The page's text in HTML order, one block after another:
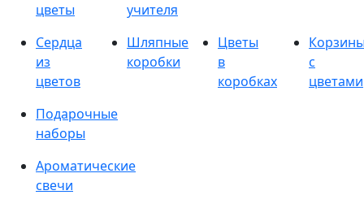
цветы
учителя
Сердца
из
цветов
Шляпные
коробки
Цветы
в
коробках
с
цветами
Подарочные
наборы
Ароматические
свечи